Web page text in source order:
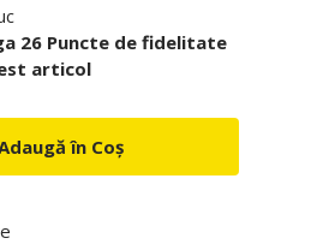
26 Puncte de fidelitate
articol
în Coș